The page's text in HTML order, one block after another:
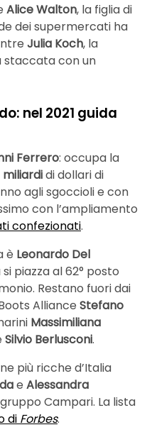
Alice Walton, la figlia di
dei supermercati ha
Julia Koch, la
staccata con un
nel 2021 guida
Ferrero: occupa la
miliardidi dollari di
agli sgoccioli e con
con l’ampliamento
confezionati.
è Leonardo Del
piazza al 62° posto
Restano fuori dai
Alliance Stefano
Massimiliana
Silvio Berlusconi.
più ricche d’Italia
e Alessandra
Campari. La lista
di Forbes.